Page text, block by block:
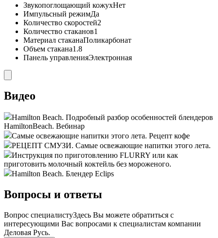
Звукопоглощающий кожухНет
Импульсный режимДа
Количество скоростей2
Количество стаканов1
Материал стаканаПоликарбонат
Объем стакана1.8
Панель управленияЭлектронная
Видео
Hamilton Beach. Подробный разбор особенностей блендеров
HamiltonBeach. Вебинар
Самые освежающие напитки этого лета. Рецепт кофе
РЕЦЕПТ СМУЗИ. Самые освежающие напитки этого лета.
Инструкция по приготовлению FLURRY или как
приготовить молочный коктейль без мороженого.
Hamilton Beach. Блендер Eclips
Вопросы и ответы
Вопрос специалистуЗдесь Вы можете обратиться с
интересующими Вас вопросами к специалистам компании
Деловая Русь.